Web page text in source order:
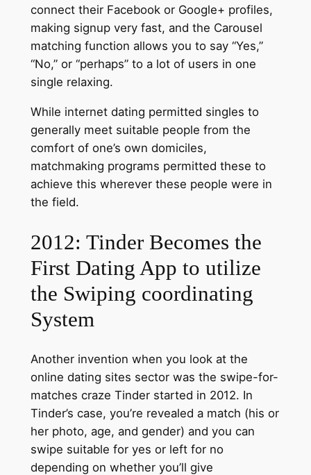
connect their Facebook or Google+ profiles,
making signup very fast, and the Carousel
matching function allows you to say “Yes,”
“No,” or “perhaps” to a lot of users in one
single relaxing.
While internet dating permitted singles to
generally meet suitable people from the
comfort of one’s own domiciles,
matchmaking programs permitted these to
achieve this wherever these people were in
the field.
2012: Tinder Becomes the
First Dating App to utilize
the Swiping coordinating
System
Another invention when you look at the
online dating sites sector was the swipe-for-
matches craze Tinder started in 2012. In
Tinder’s case, you’re revealed a match (his or
her photo, age, and gender) and you can
swipe suitable for yes or left for no
depending on whether you’ll give